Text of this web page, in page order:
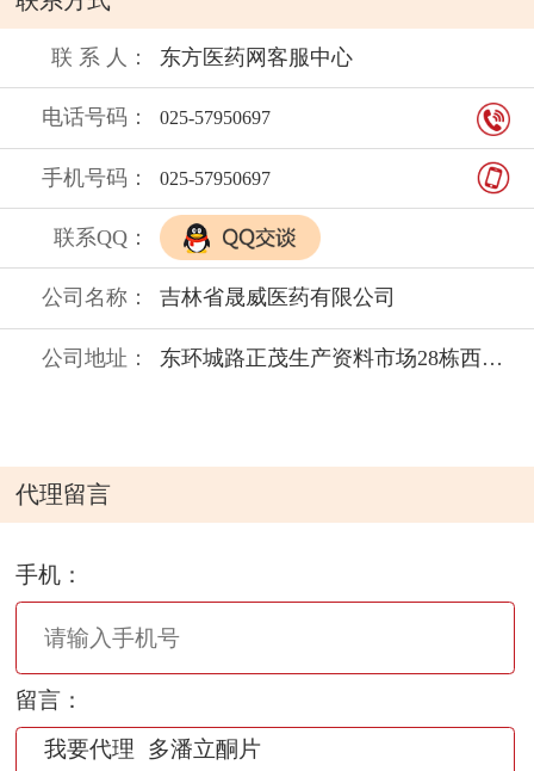
联 系 人： 东方医药网客服中心
电话号码： 025-57950697
手机号码： 025-57950697
联系QQ：
公司名称： 吉林省晟威医药有限公司
公司地址： 东环城路正茂生产资料市场28栋西侧4楼
代理留言
手机：
留言：